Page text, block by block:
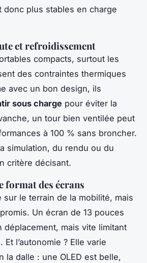
donc plus stables en charge
et refroidissement
compacts, surtout les
des contraintes thermiques
avec un bon design, ils
sous charge pour éviter la
un tour bien ventilée peut
à 100 % sans broncher.
simulation, du rendu ou du
critère décisant.
format des écrans
sur le terrain de la mobilité, mais
Un écran de 13 pouces
déplacement, mais vite limitant
l’autonomie ? Elle varie
la dalle : une OLED est belle,